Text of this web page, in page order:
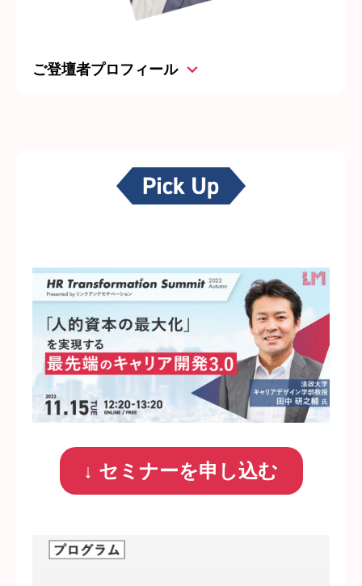
ご登壇者プロフィール
↓ セミナーを申し込む